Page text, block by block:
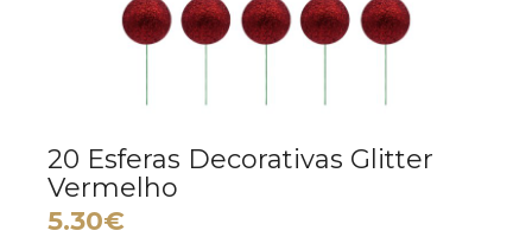
20 Esferas Decorativas Glitter
Vermelho
5.30€